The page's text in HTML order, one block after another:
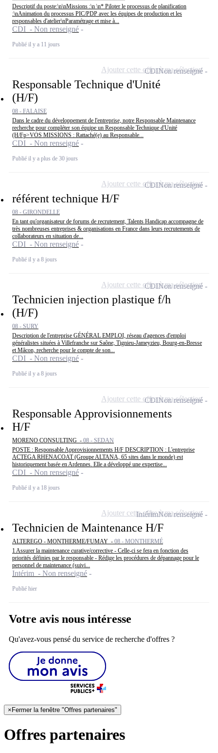
Descriptif du poste:\n\nMissions :\n \n* Piloter le processus de planification
:\nAnimation du processus PIC/PDP avec les équipes de production et les
responsables d'atelier\nParamétrage et mise à...
CDI - Non renseigné
Publié il y a 11 jours
Responsable Technique d'Unité
(H/F)
08 - FALAISE
Dans le cadre du développement de l'entreprise, notre Responsable Maintenance
recherche pour compléter son équipe un Responsable Technique d'Unité
(H/Fp>VOS MISSIONS : Rattaché(e) au Responsable...
CDI - Non renseigné
Publié il y a plus de 30 jours
CDINon renseigné
Ajouter cette offre à ma sélection
référent technique H/F
08 - GIRONDELLE
En tant qu'organisateur de forums de recrutement, Talents Handicap accompagne de
très nombreuses entreprises & organisations en France dans leurs recrutements de
collaborateurs en situation de...
CDI - Non renseigné
Publié il y a 8 jours
CDINon renseigné
Ajouter cette offre à ma sélection
Technicien injection plastique f/h
(H/F)
08 - SURY
Description de l'entreprise GÉNÉRAL EMPLOI, réseau d'agences d'emploi
généralistes situées à Villefranche sur Saône, Tignieu-Jameyzieu, Bourg-en-Bresse
et Mâcon, recherche pour le compte de son...
CDI - Non renseigné
Publié il y a 8 jours
CDINon renseigné
Ajouter cette offre à ma sélection
Responsable Approvisionnements
H/F
MORENO CONSULTING - 08 - SEDAN
POSTE : Responsable Approvisionnements H/F DESCRIPTION : L'entreprise
ACTEGA RHENACOAT (Groupe ALTANA, 65 sites dans le monde) est
historiquement basée en Ardennes. Elle a développé une expertise...
CDI - Non renseigné
Publié il y a 18 jours
CDINon renseigné
Ajouter cette offre à ma sélection
Technicien de Maintenance H/F
ALTEREGO - MONTHERME/FUMAY - 08 - MONTHERMÉ
1 Assurer la maintenance curative/corrective - Celle-ci se fera en fonction des
priorités définies par le responsable - Rédige les procédures de dépannage pour le
personnel de maintenance (suivi...
Intérim - Non renseigné
Publié hier
IntérimNon renseigné
Ajouter cette offre à ma sélection
Votre avis nous intéresse
Qu'avez-vous pensé du service de recherche d'offres ?
× Fermer la fenêtre "Offres partenaires"
Offres partenaires